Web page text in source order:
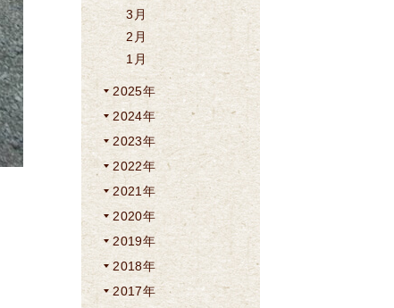
3月
2月
1月
2025年
2024年
2023年
2022年
2021年
2020年
2019年
2018年
2017年